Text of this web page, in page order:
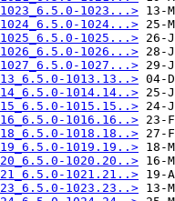
1023...>
1024...>
1025...>
1026...>
1027...>
1013.13..>
1014.14..>
1015.15..>
1016.16..>
1018.18..>
1019.19..>
1020.20..>
1021.21..>
1023.23..>